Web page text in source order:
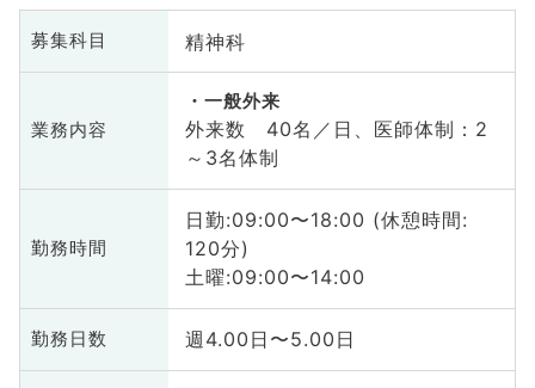
募集科目 精神科
業務内容
一般外来
外来数 40名／日、医師体制：2
～3名体制
勤務時間
日勤:09:00〜18:00 (休憩時間:
120分)
土曜:09:00〜14:00
勤務日数 週4.00日〜5.00日